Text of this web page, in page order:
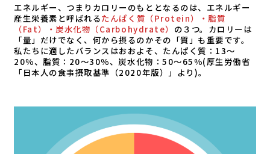
エネルギー、つまりカロリーのもととなるのは、エネルギー
産生栄養素と呼ばれるたんぱく質（Protein）・脂質
（Fat）・炭水化物（Carbohydrate） の３つ。カロリーは
「量」だけでなく、何から摂るのかその「質」も重要です。
私たちに適したバランスはおおよそ、たんぱく質：13～
20％、脂質：20～30％、炭水化物：50～65％(厚生労働省
「日本人の食事摂取基準（2020年版）」より)。